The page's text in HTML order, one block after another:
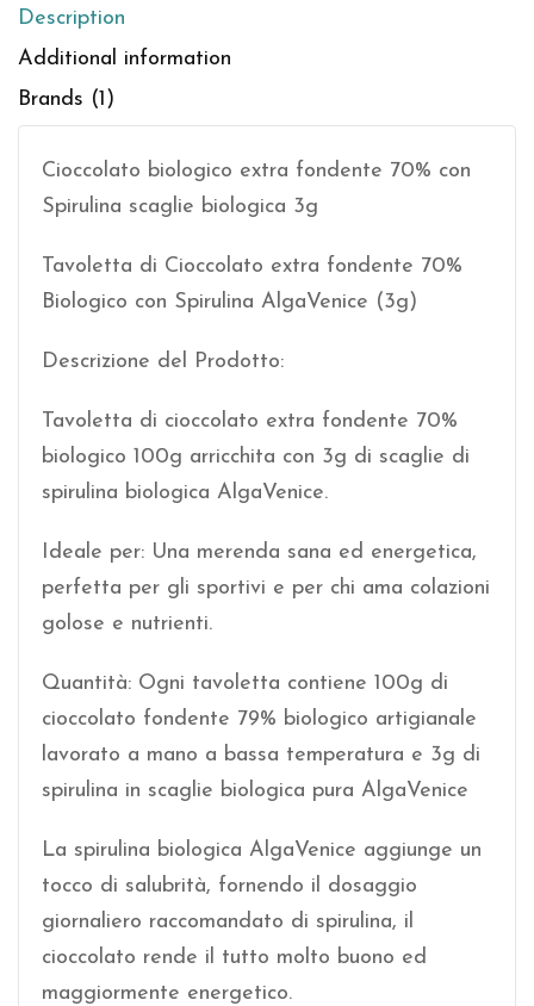
Description
Additional information
Brands (1)
Cioccolato biologico extra fondente 70% con
Spirulina scaglie biologica 3g
Tavoletta di Cioccolato extra fondente 70%
Biologico con Spirulina AlgaVenice (3g)
Descrizione del Prodotto:
Tavoletta di cioccolato extra fondente 70%
biologico 100g arricchita con 3g di scaglie di
spirulina biologica AlgaVenice.
Ideale per: Una merenda sana ed energetica,
perfetta per gli sportivi e per chi ama colazioni
golose e nutrienti.
Quantità: Ogni tavoletta contiene 100g di
cioccolato fondente 79% biologico artigianale
lavorato a mano a bassa temperatura e 3g di
spirulina in scaglie biologica pura AlgaVenice
La spirulina biologica AlgaVenice aggiunge un
tocco di salubrità, fornendo il dosaggio
giornaliero raccomandato di spirulina, il
cioccolato rende il tutto molto buono ed
maggiormente energetico.